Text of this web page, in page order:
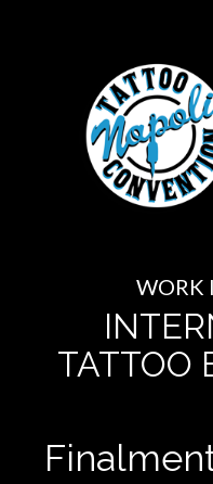
WORK
TATTOO